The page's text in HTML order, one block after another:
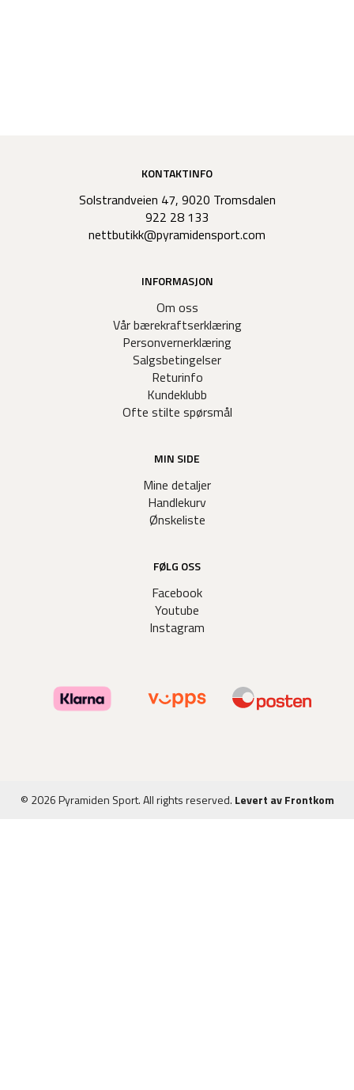
KONTAKTINFO
Solstrandveien 47, 9020 Tromsdalen
922 28 133
nettbutikk@pyramidensport.com
INFORMASJON
Om oss
Vår bærekraftserklæring
Personvernerklæring
Salgsbetingelser
Returinfo
Kundeklubb
Ofte stilte spørsmål
MIN SIDE
Mine detaljer
Handlekurv
Ønskeliste
FØLG OSS
Facebook
Youtube
Instagram
© 2026 Pyramiden Sport. All rights reserved. Levert av Frontkom